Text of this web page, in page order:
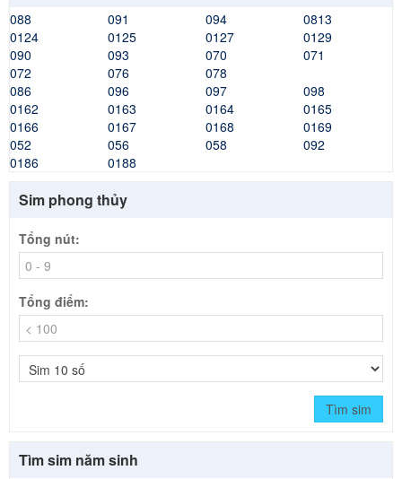
088 091 094
0813
0124
0125 0127
0129
090
093 070
071
072
076
078
086
096 097
098
0162
0163 0164
0165
0166
0167 0168
0169
052
056 058
092
0186
0188
Sim phong thủy
Tổng nút:
Tổng điểm:
Tìm sim
Tìm sim năm sinh